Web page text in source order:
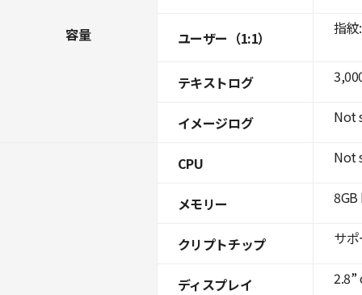
容量 ユーザー（1:1）
テキストログ
イメージログ
CPU
メモリー
クリプトチップ
ディスプレイ
指紋
Not
Not
8GB
サ
2.8”